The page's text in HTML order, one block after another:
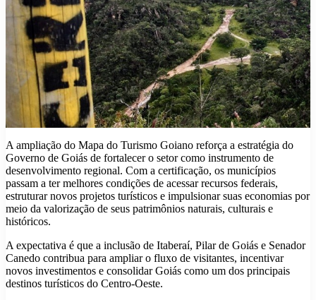
A ampliação do Mapa do Turismo Goiano reforça a estratégia do
Governo de Goiás de fortalecer o setor como instrumento de
desenvolvimento regional. Com a certificação, os municípios
passam a ter melhores condições de acessar recursos federais,
estruturar novos projetos turísticos e impulsionar suas economias por
meio da valorização de seus patrimônios naturais, culturais e
históricos.
A expectativa é que a inclusão de Itaberaí, Pilar de Goiás e Senador
Canedo contribua para ampliar o fluxo de visitantes, incentivar
novos investimentos e consolidar Goiás como um dos principais
destinos turísticos do Centro-Oeste.